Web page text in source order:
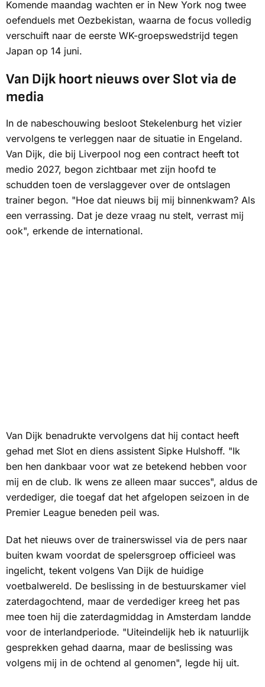
Komende maandag wachten er in New York nog twee
oefenduels met Oezbekistan, waarna de focus volledig
verschuift naar de eerste WK-groepswedstrijd tegen
Japan op 14 juni.
Van Dijk hoort nieuws over Slot via de
media
In de nabeschouwing besloot Stekelenburg het vizier
vervolgens te verleggen naar de situatie in Engeland.
Van Dijk, die bij Liverpool nog een contract heeft tot
medio 2027, begon zichtbaar met zijn hoofd te
schudden toen de verslaggever over de ontslagen
trainer begon. "Hoe dat nieuws bij mij binnenkwam? Als
een verrassing. Dat je deze vraag nu stelt, verrast mij
ook", erkende de international.
Van Dijk benadrukte vervolgens dat hij contact heeft
gehad met Slot en diens assistent Sipke Hulshoff. "Ik
ben hen dankbaar voor wat ze betekend hebben voor
mij en de club. Ik wens ze alleen maar succes", aldus de
verdediger, die toegaf dat het afgelopen seizoen in de
Premier League beneden peil was.
Dat het nieuws over de trainerswissel via de pers naar
buiten kwam voordat de spelersgroep officieel was
ingelicht, tekent volgens Van Dijk de huidige
voetbalwereld. De beslissing in de bestuurskamer viel
zaterdagochtend, maar de verdediger kreeg het pas
mee toen hij die zaterdagmiddag in Amsterdam landde
voor de interlandperiode. "Uiteindelijk heb ik natuurlijk
gesprekken gehad daarna, maar de beslissing was
volgens mij in de ochtend al genomen", legde hij uit.